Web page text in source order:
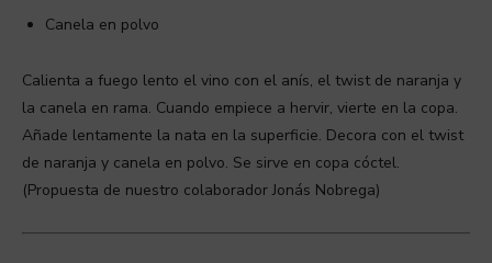
Canela en polvo
Calienta a fuego lento el vino con el anís, el twist de naranja y
la canela en rama. Cuando empiece a hervir, vierte en la copa.
Añade lentamente la nata en la superficie. Decora con el twist
de naranja y canela en polvo. Se sirve en copa cóctel.
(Propuesta de nuestro colaborador Jonás Nobrega)